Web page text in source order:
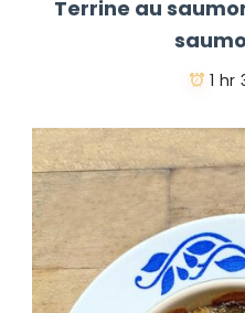
Terrine au
1 hr